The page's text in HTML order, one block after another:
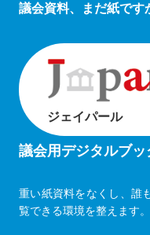
議会資料、まだ紙です
ジェイパール
議会用デジタルブッ
重い紙資料をなくし、誰
覧できる環境を整えます。